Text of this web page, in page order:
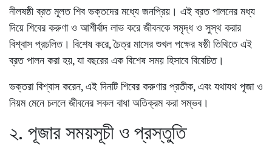
নীলষষ্ঠী ব্রত মূলত শিব ভক্তদের মধ্যে জনপ্রিয়। এই ব্রত পালনের মধ্য
দিয়ে শিবের করুণা ও আশীর্বাদ লাভ করে জীবনকে সমৃদ্ধ ও সুস্থ করার
বিশ্বাস প্রচলিত। বিশেষ করে, চৈত্র মাসের শুখল পক্ষের ষষ্ঠী তিথিতে এই
ব্রত পালন করা হয়, যা বছরের এক বিশেষ সময় হিসাবে বিবেচিত।
ভক্তরা বিশ্বাস করেন, এই দিনটি শিবের করুণার প্রতীক, এবং যথাযথ পূজা ও
নিয়ম মেনে চললে জীবনের সকল বাধা অতিক্রম করা সম্ভব।
২. পূজার সময়সূচী ও প্রস্তুতি